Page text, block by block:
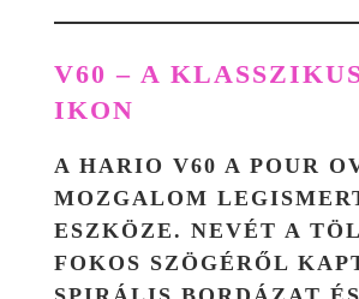
V60 – A
IKON
A HARIO V60 A POUR
MOZGALOM
ESZKÖZE. NEVÉT A
FOKOS SZÖGÉRŐL